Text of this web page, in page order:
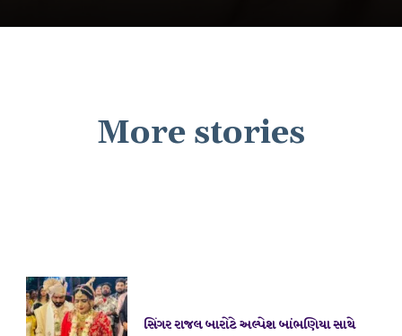
More stories
સિંગર રાજલ બારોટે અલ્પેશ બાંભણિયા સાથે